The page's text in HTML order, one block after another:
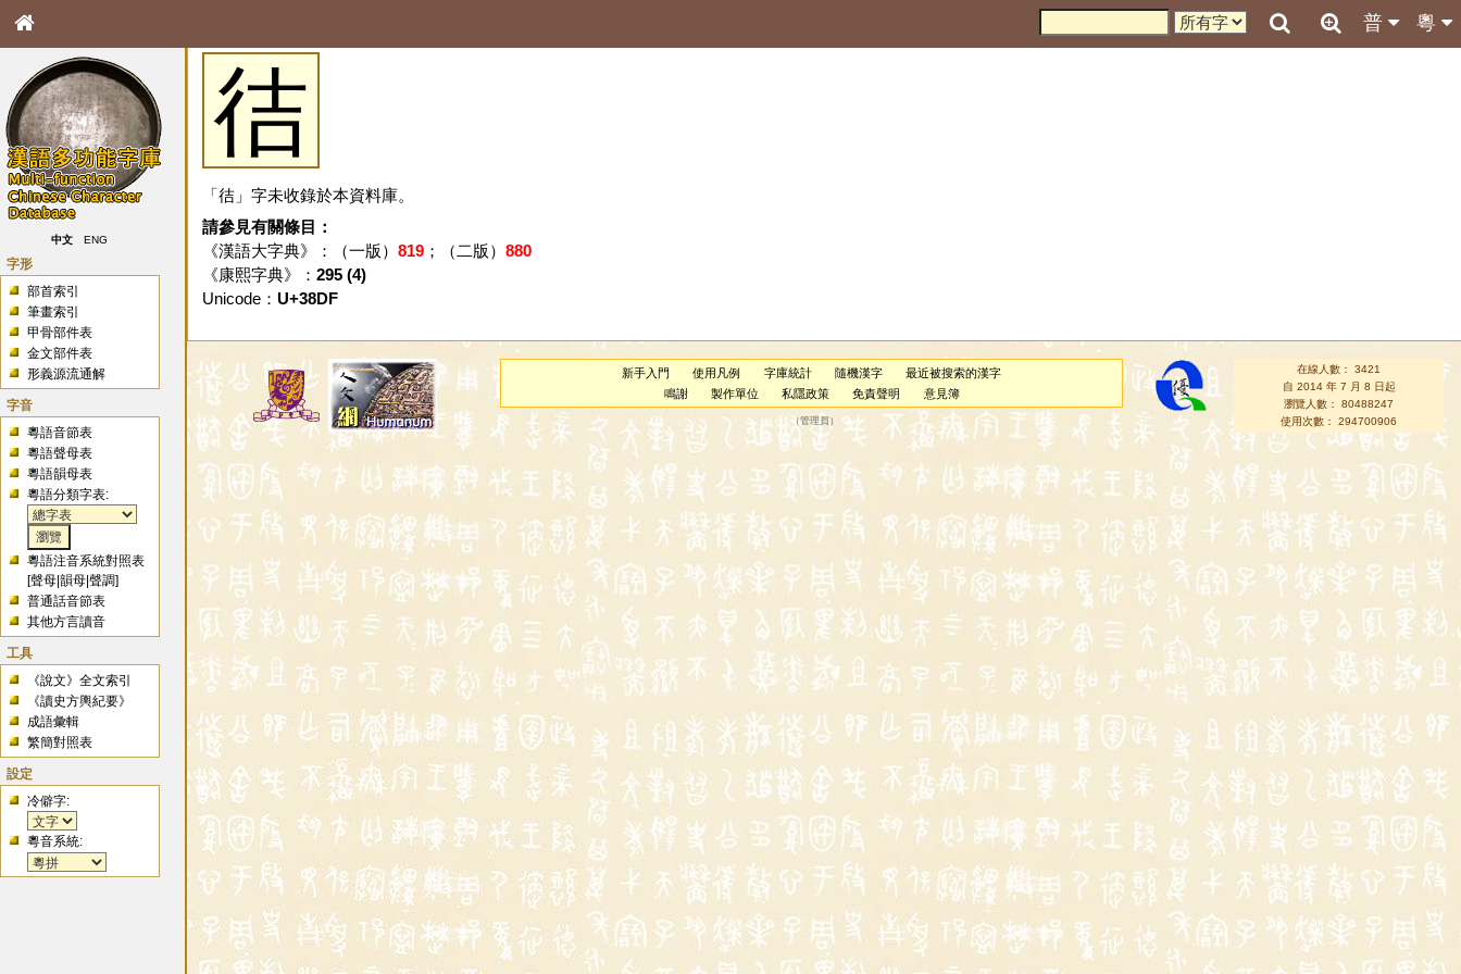
粵
普
中文 ENG
字形
部首索引
筆畫索引
甲骨部件表
金文部件表
形義源流通解
字音
粵語音節表
粵語聲母表
粵語韻母表
粵語分類字表:
粵語注音系統對照表
[聲母 |韻母 |聲調]
普通話音節表
其他方言讀音
工具
《說文》全文索引
《讀史方輿紀要》
成語彙輯
繁簡對照表
設定
冷僻字:
粵音系統:
㣟
「㣟」字未收錄於本資料庫。
請參見有關條目：
《漢語大字典》：（一版） 819；（二版） 880
《康熙字典》： 295 (4)
Unicode： U+38DF
新手入門 使用凡例 字庫統計 隨機漢字
最近被搜索的漢字
鳴謝
製作單位 私隱政策 免責聲明 意見簿
（管理員 ）
在線人數： 3421
自 2014 年 7 月 8 日起
瀏覽人數： 80488247
使用次數： 294700906